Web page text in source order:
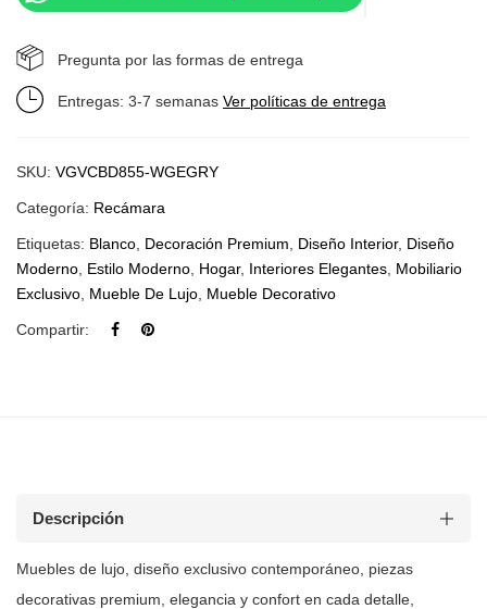
Pregunta por las formas de entrega
Entregas: 3-7 semanas Ver políticas de entrega
SKU: VGVCBD855-WGEGRY
Categoría: Recámara
Etiquetas: Blanco Decoración Premium Diseño Interior, Diseño
Moderno Estilo Moderno Hogar, Interiores Elegantes Mobiliario
Exclusivo Mueble De Lujo Mueble Decorativo
Compartir:
Descripción
Muebles de lujo, diseño exclusivo contemporáneo, piezas
decorativas premium, elegancia y confort en cada detalle,